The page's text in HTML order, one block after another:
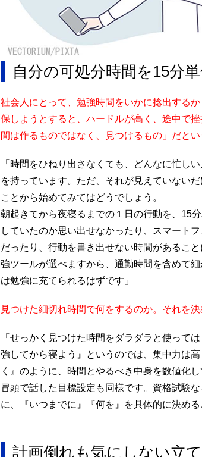
自分の可処分時間を15分
社会人にとって、勉強時間をいかに捻出する
保しようとすると、ハードルが高く、途中で
間は作るものではなく、見つけるもの」だとい
「時間をひねり出さなくても、どんなに忙し
を持っています。ただ、それが見えていない
ことから始めてみてはどうでしょう。
朝起きてから夜寝るまでの１日の行動を、15
していたのか思い出せなかったり、スマート
だったり、行動を書き出せない時間があるこ
強ツールが選べますから、通勤時間を含めて
は勉強に充てられるはずです」
見つけた細切れ時間で何をするのか。それを
「せっかく見つけた時間をダラダラと使って
強してから寝よう』というのでは、集中力は
く』のように、時間とやるべき中身を数値化し
冒頭で話した目標設定も同様です。資格試験
に、『いつまでに』『何を』を具体的に決める
計画倒れも気にしない立